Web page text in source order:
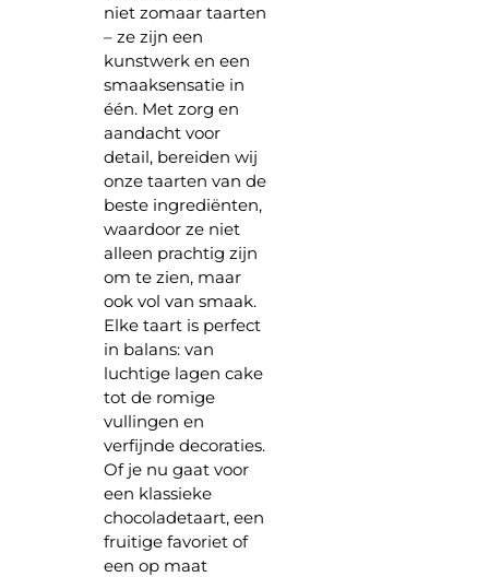
niet zomaar taarten
– ze zijn een
kunstwerk en een
smaaksensatie in
één. Met zorg en
aandacht voor
detail, bereiden wij
onze taarten van de
beste ingrediënten,
waardoor ze niet
alleen prachtig zijn
om te zien, maar
ook vol van smaak.
Elke taart is perfect
in balans: van
luchtige lagen cake
tot de romige
vullingen en
verfijnde decoraties.
Of je nu gaat voor
een klassieke
chocoladetaart, een
fruitige favoriet of
een op maat